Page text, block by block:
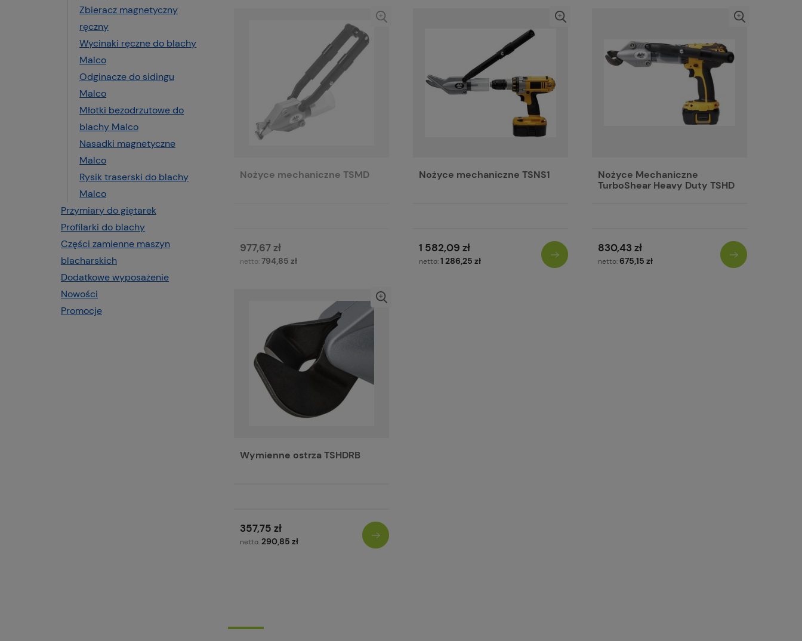
Zbieracz magnetyczny
ręczny
Wycinaki ręczne do blachy
Malco
Odginacze do sidingu
Malco
Młotki bezodrzutowe do
blachy Malco
Nasadki magnetyczne
Malco
Rysik traserski do blachy
Malco
Przymiary do giętarek
Profilarki do blachy
Części zamienne maszyn
blacharskich
Dodatkowe wyposażenie
Nowości
Promocje
Nożyce mechaniczne TSMD
977,67 zł
netto:794,85 zł
Nożyce mechaniczne TSNS1
1 582,09 zł
netto:1 286,25 zł
Nożyce Mechaniczne
TurboShear Heavy Duty TSHD
830,43 zł
netto:675,15 zł
Wymienne ostrza TSHDRB
357,75 zł
netto:290,85 zł